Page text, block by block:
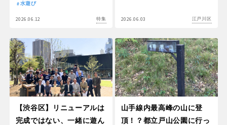
水遊び
2026.06.12 特集 2026.06.03 江戸川区
【渋谷区】リニューアルは
完成ではない、一緒に遊ん
山手線内最高峰の山に登
頂！？都立戸山公園に行っ